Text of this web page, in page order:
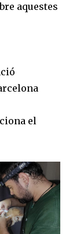
aquestes
el